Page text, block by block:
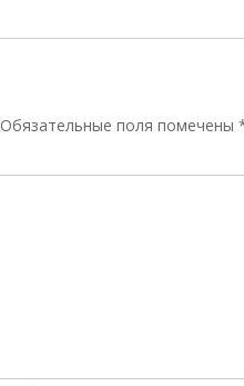
Обязательные поля помечены